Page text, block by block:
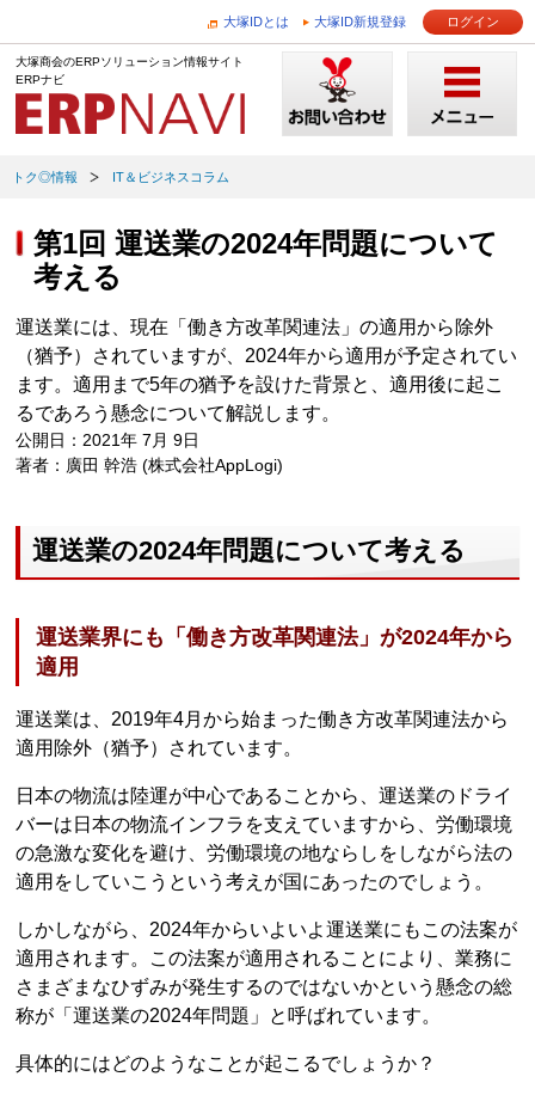
大塚IDとは 大塚ID新規登録 ログイン
大塚商会のERPソリューション情報サイト
ERPナビ
トク◎情報 IT＆ビジネスコラム
第1回 運送業の2024年問題について
考える
運送業には、現在「働き方改革関連法」の適用から除外
（猶予）されていますが、2024年から適用が予定されてい
ます。適用まで5年の猶予を設けた背景と、適用後に起こ
るであろう懸念について解説します。
公開日：2021年 7月 9日
著者：廣田 幹浩 (株式会社AppLogi)
運送業の2024年問題について考える
運送業界にも「働き方改革関連法」が2024年から
適用
運送業は、2019年4月から始まった働き方改革関連法から
適用除外（猶予）されています。
日本の物流は陸運が中心であることから、運送業のドライ
バーは日本の物流インフラを支えていますから、労働環境
の急激な変化を避け、労働環境の地ならしをしながら法の
適用をしていこうという考えが国にあったのでしょう。
しかしながら、2024年からいよいよ運送業にもこの法案が
適用されます。この法案が適用されることにより、業務に
さまざまなひずみが発生するのではないかという懸念の総
称が「運送業の2024年問題」と呼ばれています。
具体的にはどのようなことが起こるでしょうか？